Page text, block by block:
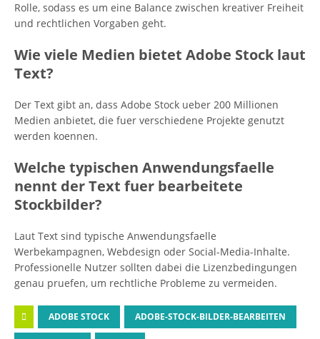
Rolle, sodass es um eine Balance zwischen kreativer Freiheit
und rechtlichen Vorgaben geht.
Wie viele Medien bietet Adobe Stock laut
Text?
Der Text gibt an, dass Adobe Stock ueber 200 Millionen
Medien anbietet, die fuer verschiedene Projekte genutzt
werden koennen.
Welche typischen Anwendungsfaelle
nennt der Text fuer bearbeitete
Stockbilder?
Laut Text sind typische Anwendungsfaelle
Werbekampagnen, Webdesign oder Social-Media-Inhalte.
Professionelle Nutzer sollten dabei die Lizenzbedingungen
genau pruefen, um rechtliche Probleme zu vermeiden.
ADOBE STOCK ADOBE-STOCK-BILDER-BEARBEITEN